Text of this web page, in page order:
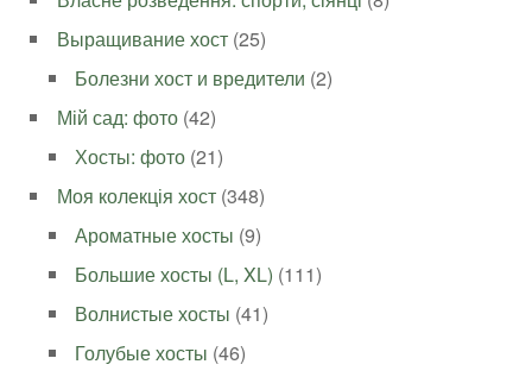
Выращивание хост (25)
Болезни хост и вредители (2)
Мій сад: фото (42)
Хосты: фото (21)
Моя колекція хост (348)
Ароматные хосты (9)
Большие хосты (L, XL) (111)
Волнистые хосты (41)
Голубые хосты (46)